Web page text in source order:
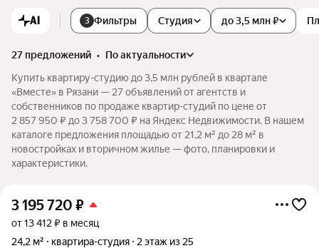
AI 3 Фильтры Студия до 3,5 млн ₽
27 предложений •
по актуальности
Купить квартиру-студию до 3,5 млн рублей в квартале
«Вместе» в Рязани — 27 объявлений от агентств и
собственников по продаже квартир-студий по цене от
2 857 950 ₽ до 3 758 700 ₽ на Яндекс Недвижимости. В нашем
каталоге предложения площадью от 21,2 м² до 28 м² в
новостройках и вторичном жилье — фото, планировки и
характеристики.
3 195 720 ₽
от 13 412 ₽ в месяц
24,2 м²
квартира-студия 2 этаж из 25